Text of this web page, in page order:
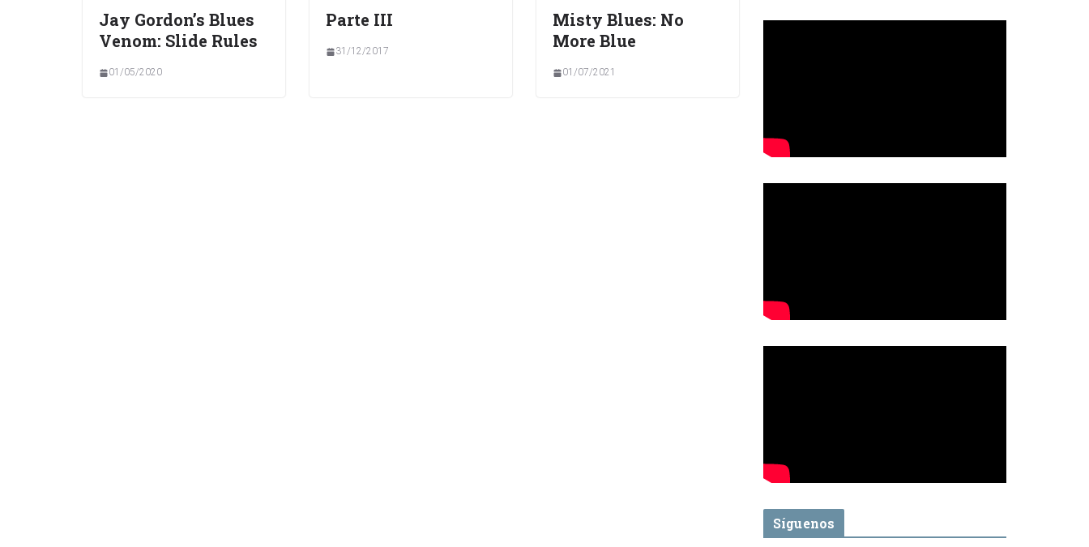
Jay Gordon’s Blues
Venom: Slide Rules
01/05/2020
Parte III
31/12/2017
Misty Blues: No
More Blue
01/07/2021
Síguenos